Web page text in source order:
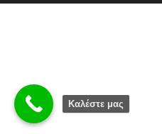
Καλέστε μας